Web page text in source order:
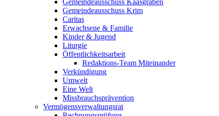
Gemeindeausschuss Kaasgraben
Gemeindeausschuss Krim
Caritas
Erwachsene & Familie
Kinder & Jugend
Liturgie
Öffentlichkeitsarbeit
Redaktions-Team Miteinander
Verkündigung
Umwelt
Eine Welt
Missbrauchsprävention
Vermögensverwaltungsrat